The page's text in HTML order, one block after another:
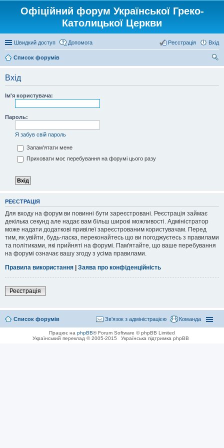
Офіційний форум Української Греко-
Католицької Церкви
Швидкий доступ Допомога Вхід
Реєстрація
Список форумів
Вхід
Ім'я користувача:
Пароль:
Я забув свій пароль
Запам'ятати мене
Приховати моє перебування на форумі цього разу
РЕЄСТРАЦІЯ
Для входу на форум ви повинні бути зареєстровані. Реєстрація займає
декілька секунд але надає вам більш широкі можливості. Адміністратор
може надати додаткові привілеї зареєстрованим користувачам. Перед
тим, як увійти, будь-ласка, переконайтесь що ви погоджуєтесь з правилами
та політиками, які прийняті на форумі. Пам'ятайте, що ваше перебування
на форумі означає вашу згоду з усіма правилами.
Правила використання | Заява про конфіденційність
Реєстрація
Список форумів Команда
Зв'язок з адміністрацією
Працює на phpBB® Forum Software © phpBB Limited
Український переклад © 2005-2015
Українська підтримка phpBB